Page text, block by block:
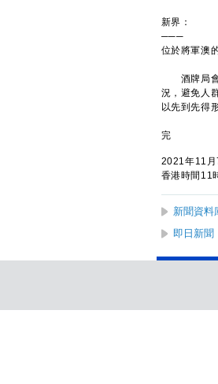
新界：
───
位於將軍澳
酒牌局會
況，避免人
以先到先得
完
2021年11月
香港時間11
新聞資料
即日新聞